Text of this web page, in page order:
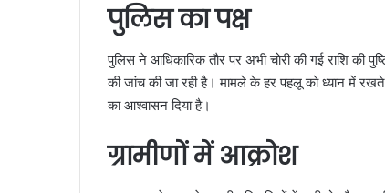
पुलिस का पक्ष
पुलिस ने आधिकारिक तौर पर अभी चोरी की गई राशि की
की जांच की जा रही है। मामले के हर पहलू को ध्यान में
का आश्वासन दिया है।
ग्रामीणों में आक्रोश